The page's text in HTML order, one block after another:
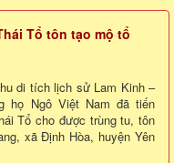
Tổ tôn tạo mộ tổ
di tích lịch sử Lam Kinh –
họ Ngô Việt Nam đã tiến
Tổ cho được trùng tu, tôn
xã Định Hòa, huyện Yên